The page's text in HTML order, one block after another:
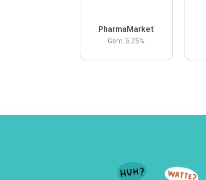
PharmaMarket
Gem. 5.25%